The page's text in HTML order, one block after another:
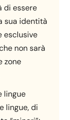
di essere
sua identità
esclusive
non sarà
zone
lingue
lingue, di